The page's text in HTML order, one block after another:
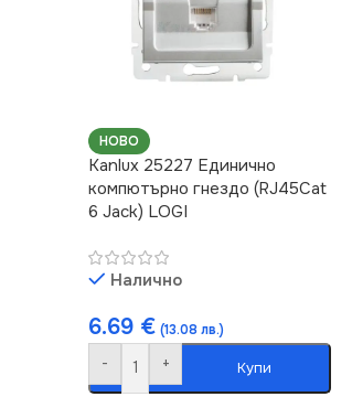
НОВО
Kanlux 25227 Единично
компютърно гнездо (RJ45Cat
6 Jack) LOGI
Налично
6.69 € (13.08 лв.)
- + Купи